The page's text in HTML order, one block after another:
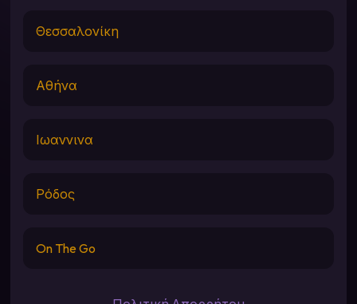
Θεσσαλονίκη
Αθήνα
Ιωαννινα
Ρόδος
On The Go